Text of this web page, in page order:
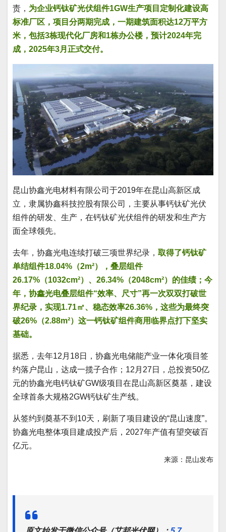
责， 为企业钙钛矿光伏组件1GW生产项目定制化建设高
标准厂区，项目分两期完成，一期建筑面积达12万平方
米，包括3栋现代化厂房和1栋办公楼，预计2024年完
成，2025年3月正式交付。
昆山协鑫光电材料有限公司于2019年在昆山高新区成
立，隶属协鑫科技控股有限公司，主要从事钙钛矿光伏
组件的研发、生产，在钙钛矿光伏组件的研发和生产方
面全球领先。
去年，协鑫光电连续打破三项世界纪录， 取得了钙钛矿
单结组件18.04%（2m²），叠层组件
26.17%（1032cm²）、26.34%（2048cm²）的佳绩；今
年，协鑫光电叠层组件“效率、尺寸”再一次双双打破世
界纪录，实现1.71㎡、稳态效率26.36%，这些为最终突
破26%（2.88m²）这一钙钛矿组件商用临界点打下坚实
基础。
据悉，去年12月18日，协鑫光电储能产业一体化项目签
约落户昆山，达成一揽子合作；12月27日，总投资50亿
元的协鑫光电钙钛矿GW级项目在昆山高新区奠基，建设
全球首条大规格2GW钙钛矿生产线。
从签约到奠基不到10天，刷新了项目建设的“昆山速度”。
协鑫光电整体项目建成投产后，2027年产值有望突破百
亿元。
来源：昆山发布